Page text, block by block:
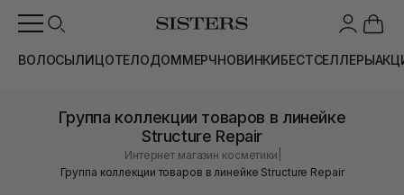
ВОЛОСЫЛИЦОТЕЛОДОММЕРЧНОВИНКИБЕСТСЕЛЛЕРЫ
Группа коллекции товаров в линейке
Structure Repair
Интернет магазин косметики
Группа коллекции товаров в линейке Structure Repair